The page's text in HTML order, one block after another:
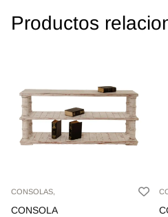
Productos
CONSOLAS,
CONSOLA